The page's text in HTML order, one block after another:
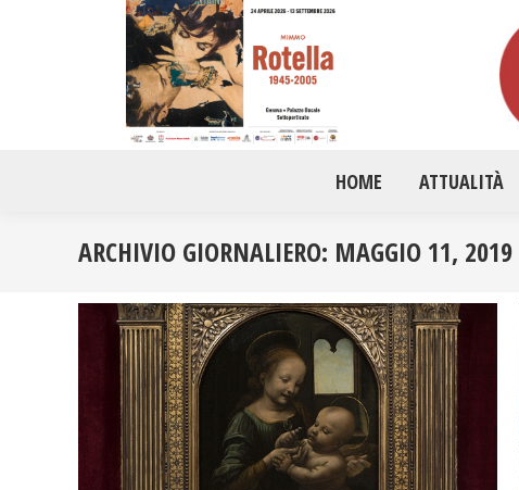
HOME ATTUALITÀ
ARCHIVIO GIORNALIERO: MAGGIO 11, 2019